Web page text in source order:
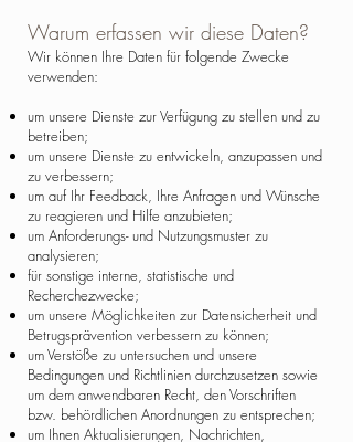
Warum erfassen wir diese Daten?
Wir können Ihre Daten für folgende Zwecke
verwenden:
um unsere Dienste zur Verfügung zu stellen und zu
betreiben;
um unsere Dienste zu entwickeln, anzupassen und
zu verbessern;
um auf Ihr Feedback, Ihre Anfragen und Wünsche
zu reagieren und Hilfe anzubieten;
um Anforderungs- und Nutzungsmuster zu
analysieren;
für sonstige interne, statistische und
Recherchezwecke;
um unsere Möglichkeiten zur Datensicherheit und
Betrugsprävention verbessern zu können;
um Verstöße zu untersuchen und unsere
Bedingungen und Richtlinien durchzusetzen sowie
um dem anwendbaren Recht, den Vorschriften
bzw. behördlichen Anordnungen zu entsprechen;
um Ihnen Aktualisierungen, Nachrichten,